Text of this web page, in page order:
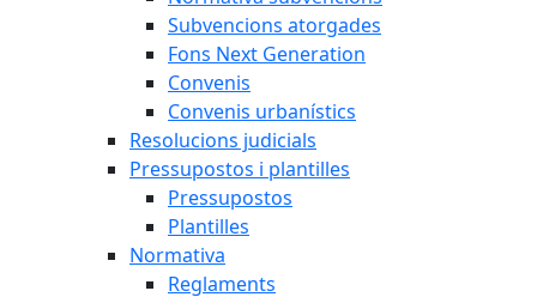
Subvencions atorgades
Fons Next Generation
Convenis
Convenis urbanístics
Resolucions judicials
Pressupostos i plantilles
Pressupostos
Plantilles
Normativa
Reglaments